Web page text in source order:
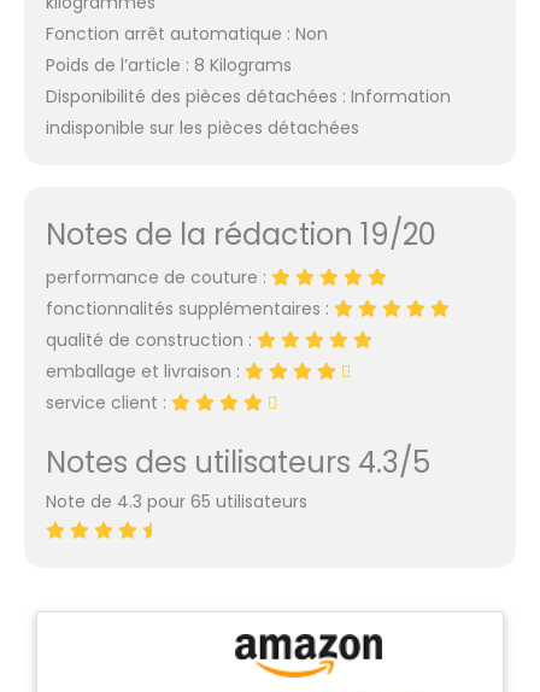
Fonction arrêt automatique : Non
Poids de l’article : 8 Kilograms
Disponibilité des pièces détachées : Information
indisponible sur les pièces détachées
Notes de la rédaction 19/20
performance de couture :
fonctionnalités supplémentaires :
qualité de construction :
emballage et livraison :
service client :
Notes des utilisateurs 4.3/5
Note de 4.3 pour 65 utilisateurs